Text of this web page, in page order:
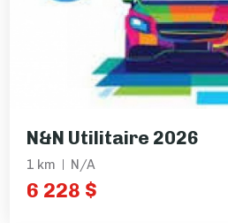
N&N Utilitaire 2026
1 km N/A
6 228 $